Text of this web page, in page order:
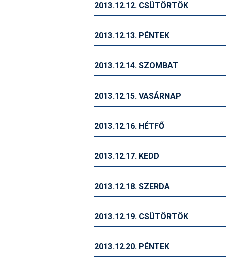
2013.12.12. CSÜTÖRTÖK
2013.12.13. PÉNTEK
2013.12.14. SZOMBAT
2013.12.15. VASÁRNAP
2013.12.16. HÉTFŐ
2013.12.17. KEDD
2013.12.18. SZERDA
2013.12.19. CSÜTÖRTÖK
2013.12.20. PÉNTEK